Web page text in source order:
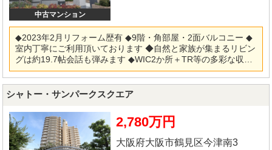
中古マンション
◆2023年2月リフォーム歴有 ◆9階・角部屋・2面バルコニー ◆
室内丁寧にご利用頂いております ◆自然と家族が集まるリビン
グは約19.7帖会話も弾みます ◆WIC2か所＋TR等の多彩な収納
を完備 ◆プライバシーを配慮した専用ポーチ付 ◆総戸数129
戸・管理体制も良好です ★お好きな仕様にリフォーム可能★
弊社『リフォーム事業部』もございますので、お気軽にご相談
ローまで「ワンストップ」でご対応致します！ ※当社ではネッ
トで他社様が広告している物件も同時に紹介・案内可能です。
併せて内覧を希望される際は、物件名を担当者までお申し付け
下さい。
シャトー・サンパークスクエア
2,780万円
大阪府大阪市鶴見区今津南3